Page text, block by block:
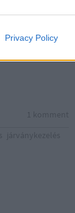
Privacy Policy